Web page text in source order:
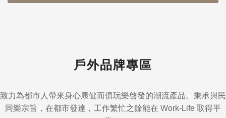
戶外品牌專區
致力為都市人帶來身心康健而俱玩樂啓發的潮流產品。秉承與民
同樂宗旨，在都市發達，工作繁忙之餘能在 Work-Life 取得平